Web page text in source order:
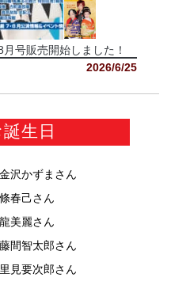
号販売開始しました！
2026/6/25
生日
金沢かずま さん
春己さん
龍美麗さん
藤間智太郎さん
里見要次郎さん